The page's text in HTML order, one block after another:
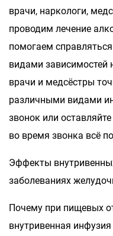
врачи, наркологи,
проводим лечение
помогаем
видами зависимостей
врачи и медсёстры
различными видами
звонок или
во время звонка всё
Эффекты
заболеваниях
Почему при пищевых
внутривенная